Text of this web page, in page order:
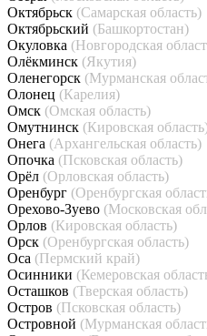
Октябрьск (Самарская область)
Октябрьский (Башкортостан)
Окуловка (Новгородская
Олёкминск (Якутия)
Оленегорск (Мурманская
Олонец (Карелия)
Омск (Омская область)
Омутнинск (Кировская
Онега (Архангельская область)
Опочка (Псковская область)
Орёл (Орловская область)
Оренбург (Оренбургская
Орехово-Зуево (Московская
Орлов (Кировская область)
Орск (Оренбургская область)
Оса (Пермский край)
Осинники (Кемеровская
Осташков (Тверская область)
Остров (Псковская область)
Островной (Мурманская